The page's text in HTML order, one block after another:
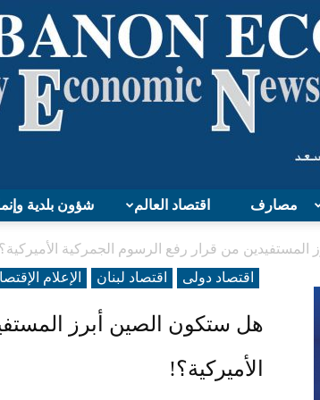
Lebanon
شؤون بلدية اقتصاد العالم مصارف
من قرار رفع الرسوم الجمركية
اقتصاد دولی
اقتصاد لبنان الإعلام
هل ستكون الصين أبرز
الأميركية؟!